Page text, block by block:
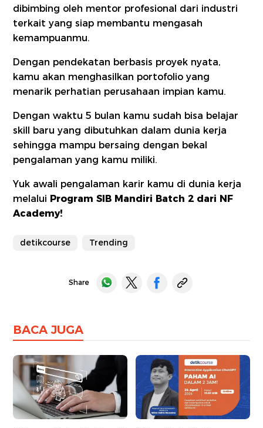
dibimbing oleh mentor profesional dari industri
terkait yang siap membantu mengasah
kemampuanmu.
Dengan pendekatan berbasis proyek nyata,
kamu akan menghasilkan portofolio yang
menarik perhatian perusahaan impian kamu.
Dengan waktu 5 bulan kamu sudah bisa belajar
skill baru yang dibutuhkan dalam dunia kerja
sehingga mampu bersaing dengan bekal
pengalaman yang kamu miliki.
Yuk awali pengalaman karir kamu di dunia kerja
melalui Program SIB Mandiri Batch 2 dari NF
Academy!
detikcourse Trending
Share
BACA JUGA